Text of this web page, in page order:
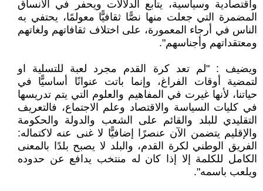
واقتصادية وسياسية، يتابع الدلالات ويحفر في الأنساق
المضمرة التي جعلت منها نصًّا ثقافيًّا معولمًا، يحتفي به
الناس في أرجاء المعمورة، على اختلاف ثقافاتهم ولغاتهم
ومعتقداتهم وأجناسهم".
ويضيف : "لم تعد كرة القدم مجرد لعبة للتسلية او
لتمضية أوقات الفراغ، وإنما باتت عنوانًا أساسيًّا في
حياتنا، لأنها غيرت في المفاهيم والعلوم التي يتم تدريسها
في كليات السياسة والاقتصاد وعلم الاجتماع، فالتعريف
التقليدي للبلد والقائم على الشعب والدولة والحكومة
والإقليم يتضمن الآن عنصرًا إضافيًّا لا غنى عنه لاكتماله:
الفريق الوطني لكرة القدم، والبلد لا يصبح بلدًا بالمعنى
الكامل للكلمة إلا إذا كان له منتخب يدافع عن حدوده
ويلعب باسمه".